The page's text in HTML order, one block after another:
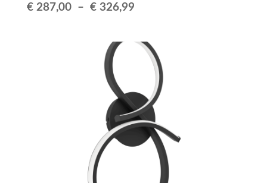
€287,00 – €326,99Plage
prix :
€ 287,00
€ 326,99